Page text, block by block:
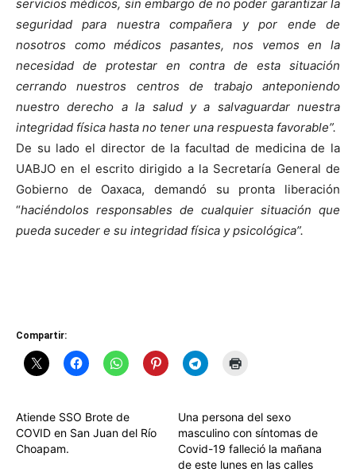
servicios médicos, sin embargo de no poder garantizar la
seguridad para nuestra compañera y por ende de
nosotros como médicos pasantes, nos vemos en la
necesidad de protestar en contra de esta situación
cerrando nuestros centros de trabajo anteponiendo
nuestro derecho a la salud y a salvaguardar nuestra
integridad física hasta no tener una respuesta favorable”.
De su lado el director de la facultad de medicina de la
UABJO en el escrito dirigido a la Secretaría General de
Gobierno de Oaxaca, demandó su pronta liberación
“haciéndolos responsables de cualquier situación que
pueda suceder e su integridad física y psicológica”.
Compartir:
Atiende SSO Brote de
COVID en San Juan del Río
Choapam.
Una persona del sexo
masculino con síntomas de
Covid-19 falleció la mañana
de este lunes en las calles